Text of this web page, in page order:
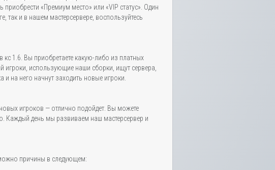
«Премиум место» или «VIP статус». Один
так и в нашем мастерсервере, воспользуйтесь
1.6. Вы приобретаете какую-либо из платных
игроки, использующие наши сборки, ищут сервера,
и на него начнут заходить новые игроки.
игроков — отлично подойдет. Вы можете
Каждый день мы развиваем наш мастерсервер и
причины в следующем: